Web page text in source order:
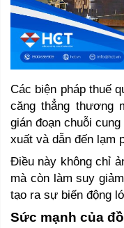
Các biện pháp thuế
căng thẳng thương
gián đoạn chuỗi
xuất và dẫn đến lạm
Điều này không chỉ
mà còn làm suy
tạo ra sự biến động
Sức mạnh của